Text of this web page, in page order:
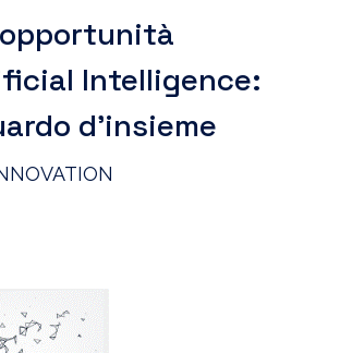
Intelligence:
d’insieme